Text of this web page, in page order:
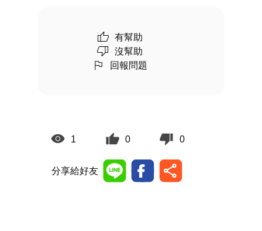
有幫助
沒幫助
回報問題
1 0 0
分享給好友